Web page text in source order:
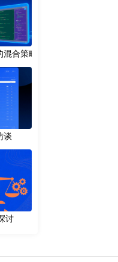
合策略
谈
讨